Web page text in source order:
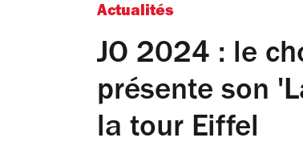
Actualités
JO 2024 : le
présente son
la tour Eiffel